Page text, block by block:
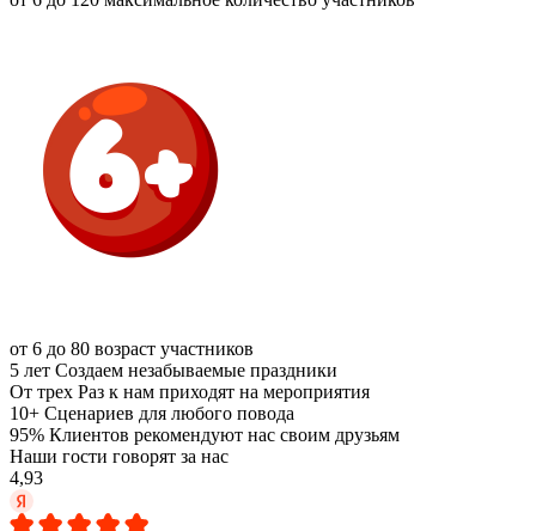
от 6 до 80 возраст участников
5 лет Создаем незабываемые праздники
От трех Раз к нам приходят на мероприятия
10+ Сценариев для любого повода
95% Клиентов рекомендуют нас своим друзьям
Наши гости говорят за нас
4,93